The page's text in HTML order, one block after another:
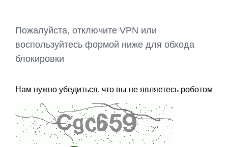
Пожалуйста, отключите VPN или
воспользуйтесь формой ниже для обхода
блокировки
Нам нужно убедиться, что вы не являетесь роботом